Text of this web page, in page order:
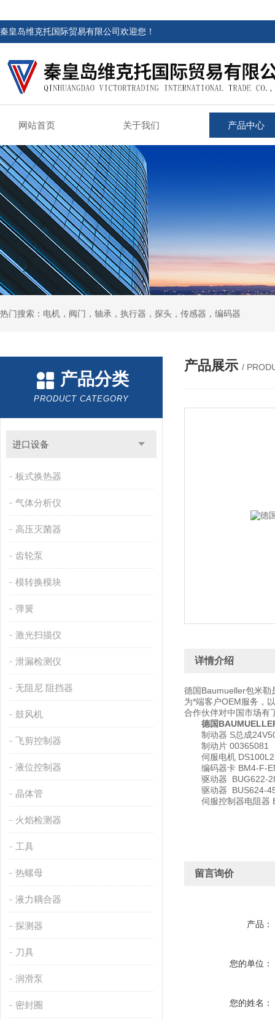
秦皇岛维克托国际贸易有限公司欢迎您！
网站首页 关于我们 产品中心
热门搜索：电机，阀门，轴承，执行器，探头，传感器，编码器
产品分类
PRODUCT CATEGORY
进口设备
板式换热器
气体分析仪
高压灭菌器
齿轮泵
模转换模块
弹簧
激光扫描仪
泄漏检测仪
无阻尼 阻挡器
鼓风机
飞剪控制器
液位控制器
晶体管
火焰检测器
工具
热螺母
液力耦合器
探测器
刀具
润滑泵
密封圈
产品展示 /
详情介绍
德国Baumueller包米勒
为*端客户OEM服务，
合作伙伴对中国市场有
德国
制动器 S总成
制动片 00365081
伺服电机
编码器卡 BM4-F-
驱动器 BUG622-
驱动器 BUS624-
伺服控制器电阻器
留言询价
产品：
您的单位：
您的姓名：